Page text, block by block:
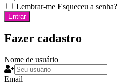
Lembrar-me Esqueceu a senha?
Entrar
Fazer cadastro
Nome de usuário
Email